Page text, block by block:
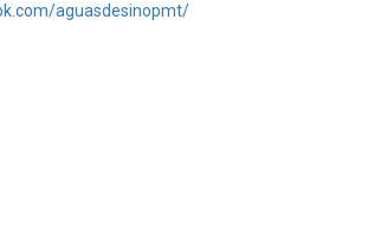
aguasdesinopmt/